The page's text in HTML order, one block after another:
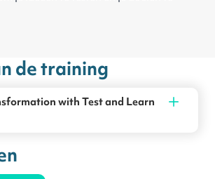
de valkuil van alles willen
je stapsgewijs door het verhaal van een
gaat hem helpen bij het opzetten van
zijn afdeling om de samenhang van
teams te versterken met behulp van
de training
with Test and Learn